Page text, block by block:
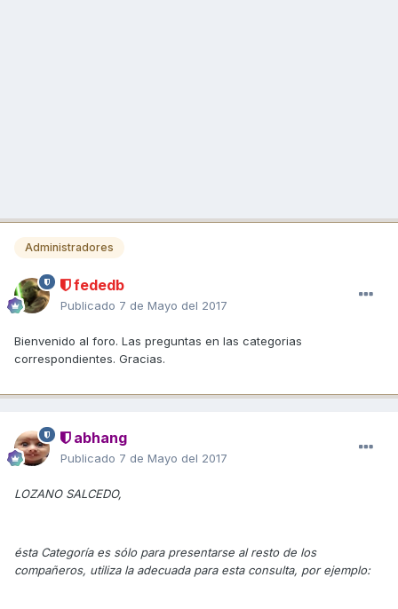
Administradores
fededb
Publicado 7 de Mayo del 2017
Bienvenido al foro. Las preguntas en las categorias
correspondientes. Gracias.
abhang
Publicado 7 de Mayo del 2017
LOZANO SALCEDO,
ésta Categoría es sólo para presentarse al resto de los
compañeros, utiliza la adecuada para esta consulta, por ejemplo: